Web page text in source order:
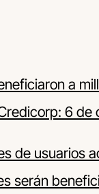
a
6
de usuarios
serán